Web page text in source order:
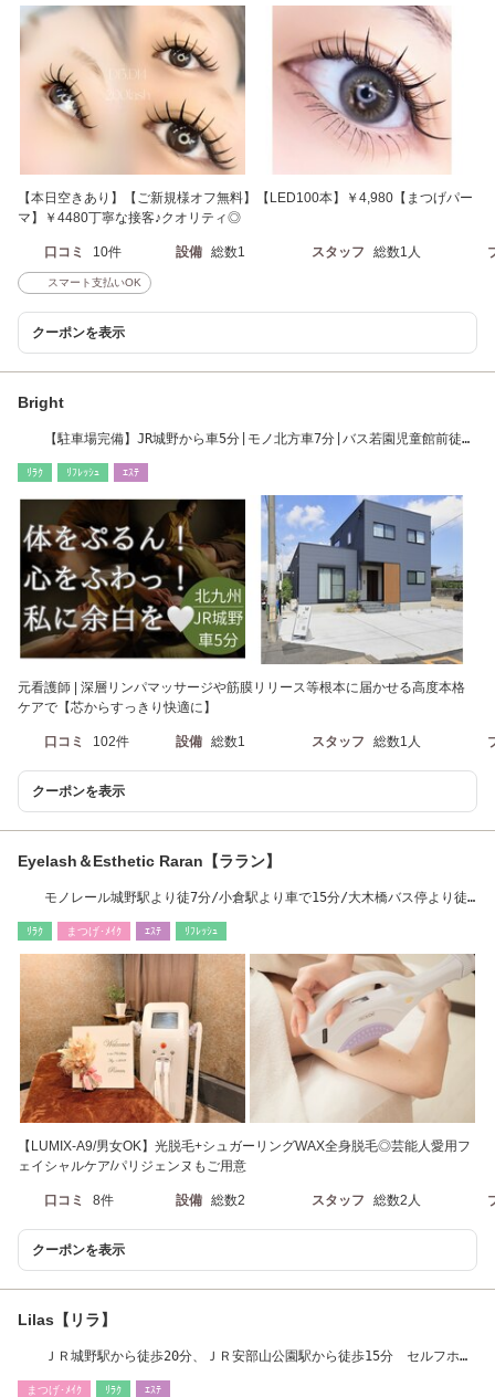
【本日空きあり】【ご新規様オフ無料】【LED100本】￥4,980【まつげパー
マ】￥4480丁寧な接客♪クオリティ◎
口コミ 10件 設備 総数1 スタッフ 総数1人
スマート支払いOK
クーポンを表示
Bright
【駐車場完備】JR城野から車5分|モノ北方車7分|バス若園児童館前徒歩
ﾘﾗｸ ﾘﾌﾚｯｼｭ ｴｽﾃ
元看護師 | 深層リンパマッサージや筋膜リリース等根本に届かせる高度本格
ケアで【芯からすっきり快適に】
口コミ 102件 設備 総数1 スタッフ 総数1人
クーポンを表示
Eyelash＆Esthetic Raran【ララン】
モノレール城野駅より徒7分/小倉駅より車で15分/大木橋バス停より徒
ﾘﾗｸ まつげ･ﾒｲｸ ｴｽﾃ ﾘﾌﾚｯｼｭ
【LUMIX-A9/男女OK】光脱毛+シュガーリングWAX全身脱毛◎芸能人愛用フ
ェイシャルケア/パリジェンヌもご用意
口コミ 8件 設備 総数2 スタッフ 総数2人
クーポンを表示
Lilas【リラ】
ＪＲ城野駅から徒歩20分、ＪＲ安部山公園駅から徒歩15分 セルフホワ
まつげ･ﾒｲｸ ﾘﾗｸ ｴｽﾃ